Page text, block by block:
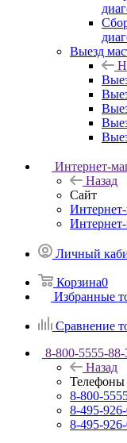
Выезд
Интернет-
Назад
Сайт
Личный
Корзина0
Избранные
Сравнение
8-800-5555-88-
Назад
Телефоны
8-800-
8-495-
8-495-